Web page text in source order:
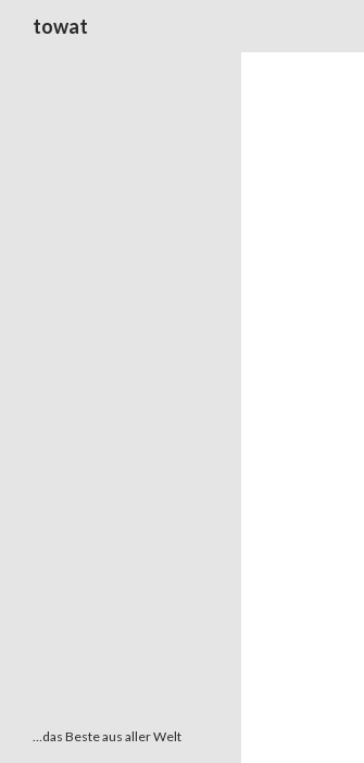
towat
…das Beste aus aller Welt